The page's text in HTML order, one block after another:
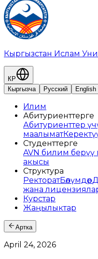
Кыргызстан Ислам
КР
Кыргызча
Русский English
Илим
Абитуриенттерге
Абитуриенттер
маалымат
Студенттерге
AVN билим берүү
акысы
Структура
РекторатБөлүмдөр
жана
Курстар
Жаңылыктар
Артка
April 24, 2026